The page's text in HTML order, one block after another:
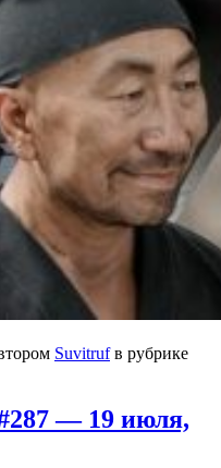
Suvitrufв рубрике
— 19 июля,